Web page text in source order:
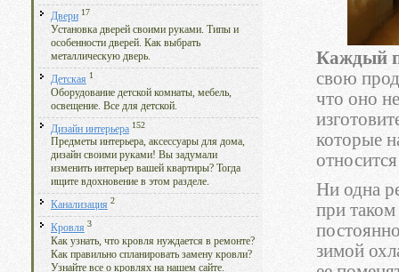
Двери 17
Установка дверей своими руками. Типы и
особенности дверей. Как выбрать
металлическую дверь.
Детская 1
Оборудование детской комнаты, мебель,
освещение. Все для детской.
Дизайн интерьера 152
Предметы интерьера, аксессуары для дома,
дизайн своими руками! Вы задумали
изменить интерьер вашей квартиры? Тогда
ищите вдохновение в этом разделе.
Канализация 2
Кровля 3
Как узнать, что кровля нуждается в ремонте?
Как правильно спланировать замену кровли?
Узнайте все о кровлях на нашем сайте.
Каждый
свою
что оно
которые
Ни одна
при
зимой